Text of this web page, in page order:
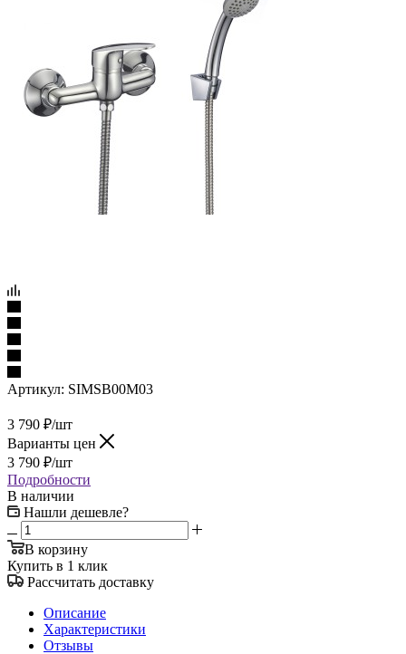
Артикул: SIMSB00M03
3 790 ₽/шт
Варианты цен
3 790 ₽/шт
Подробности
В наличии
Нашли дешевле?
В корзину
Купить в 1 клик
Рассчитать доставку
Описание
Характеристики
Отзывы